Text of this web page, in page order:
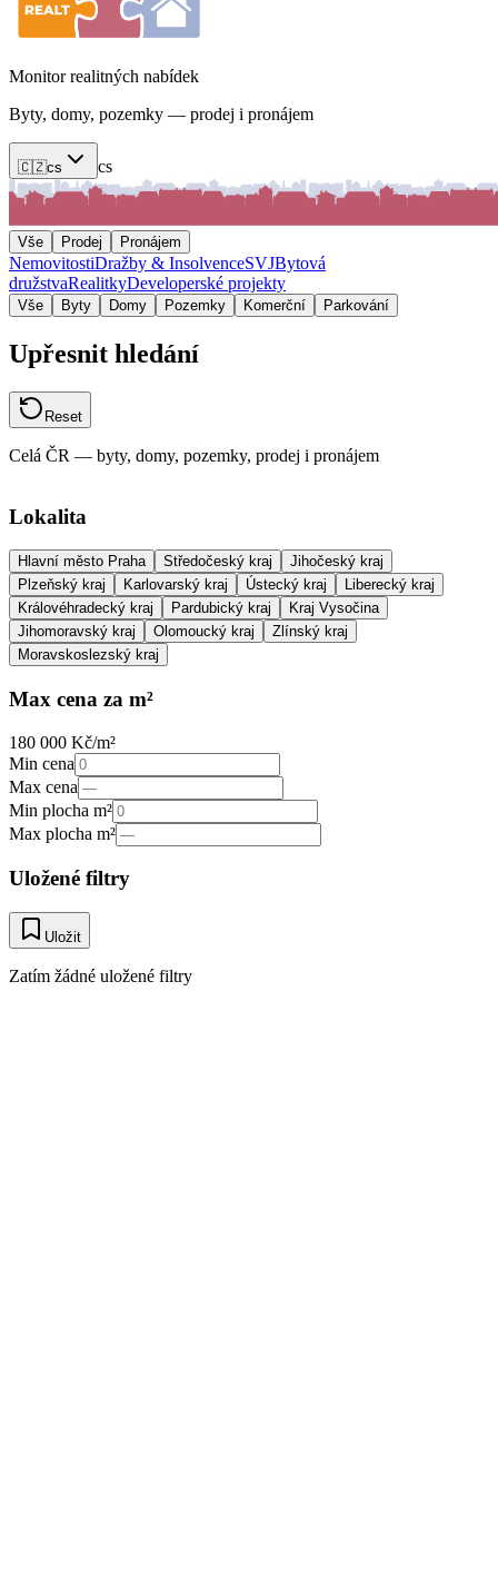
Monitor realitných nabídek
Byty, domy, pozemky — prodej i pronájem
🇨🇿cs cs
Vše Prodej Pronájem
NemovitostiDražby & InsolvenceSVJBytová
družstvaRealitkyDeveloperské projekty
Vše Byty Domy Pozemky Komerční Parkování
Upřesnit hledání
Reset
Celá ČR — byty, domy, pozemky, prodej i pronájem
Lokalita
Hlavní město Praha Středočeský kraj
Jihočeský kraj
Plzeňský kraj
Karlovarský kraj Ústecký kraj
Liberecký kraj
Královéhradecký kraj
Pardubický kraj
Kraj Vysočina
Jihomoravský kraj
Olomoucký kraj
Zlínský kraj
Moravskoslezský kraj
Max cena za m²
180 000 Kč/m²
Min cena
Max cena
Min plocha m²
Max plocha m²
Uložené filtry
Uložit
Zatím žádné uložené filtry